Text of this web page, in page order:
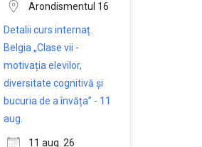
Arondismentul 16
Detalii curs internaț.
Belgia „Clase vii -
motivația elevilor,
diversitate cognitivă și
bucuria de a învăța” - 11
aug.
11 aug. 26